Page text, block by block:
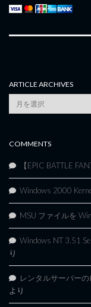
ARTICLE ARCHIVES
Article
Archives
COMMENTS
【EPIC BATTLE
Windows 2000
MSU ファイルを
Windows NT 3.51
り
レンタルサーバー
より